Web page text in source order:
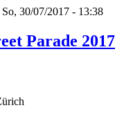
So, 30/07/2017 - 13:38
Parade 2017